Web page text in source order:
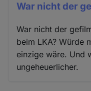
War nicht der
War nicht der
beim LKA? Würde
einzige wäre. Und
ungeheuerlicher.